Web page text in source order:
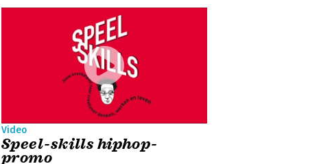
Video
Speel-skills hiphop-
promo